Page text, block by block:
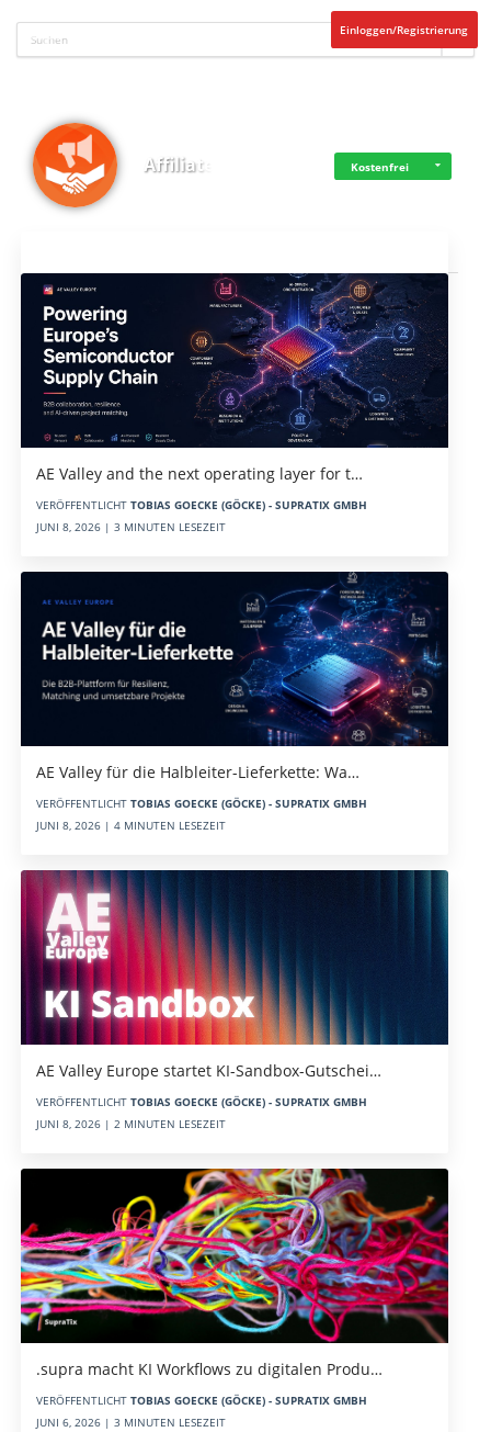
Einloggen/Registrierung
Affiliate Kostenfrei
AE Valley and the next operating layer for t…
VERÖFFENTLICHT TOBIAS GOECKE (GÖCKE) - SUPRATIX GMBH
JUNI 8, 2026 | 3 MINUTEN LESEZEIT
AE Valley für die Halbleiter-Lieferkette: Wa…
VERÖFFENTLICHT TOBIAS GOECKE (GÖCKE) - SUPRATIX GMBH
JUNI 8, 2026 | 4 MINUTEN LESEZEIT
AE Valley Europe startet KI-Sandbox-Gutschei…
VERÖFFENTLICHT TOBIAS GOECKE (GÖCKE) - SUPRATIX GMBH
JUNI 8, 2026 | 2 MINUTEN LESEZEIT
.supra macht KI Workflows zu digitalen Produ…
VERÖFFENTLICHT TOBIAS GOECKE (GÖCKE) - SUPRATIX GMBH
JUNI 6, 2026 | 3 MINUTEN LESEZEIT